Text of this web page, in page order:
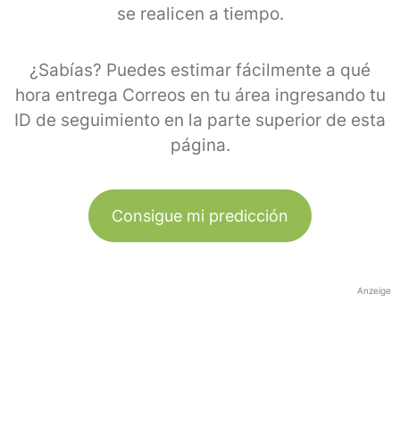
se realicen a tiempo.
¿Sabías? Puedes estimar fácilmente a qué
hora entrega Correos en tu área ingresando tu
ID de seguimiento en la parte superior de esta
página.
Consigue mi predicción
Anzeige